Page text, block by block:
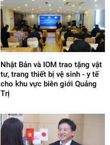
Nhật Bản và IOM trao tặng vật
tư, trang thiết bị vệ sinh - y tế
cho khu vực biên giới Quảng
Trị